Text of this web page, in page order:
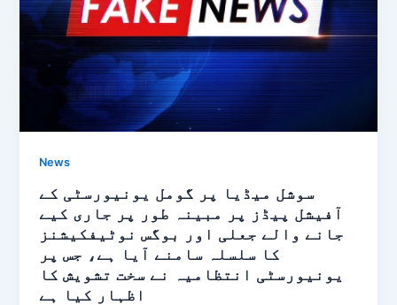
News
سوشل میڈیا پر گومل یونیورسٹی کے
آفیشل پیڈز پر مبینہ طور پر جاری کیے
جانے والے جعلی اور بوگس نوٹیفکیشنز
کا سلسلہ سامنے آیا ہے، جس پر
یونیورسٹی انتظامیہ نے سخت تشویش کا
اظہار کیا ہے